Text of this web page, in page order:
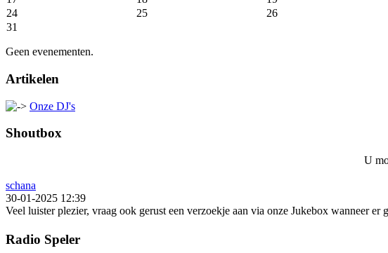
24
25 26
31
Geen evenementen.
Artikelen
Onze DJ's
Shoutbox
U
schana
30-01-2025 12:39
Veel luister plezier, vraag ook gerust een verzoekje aan via onze Jukebox wanneer er
Radio Speler